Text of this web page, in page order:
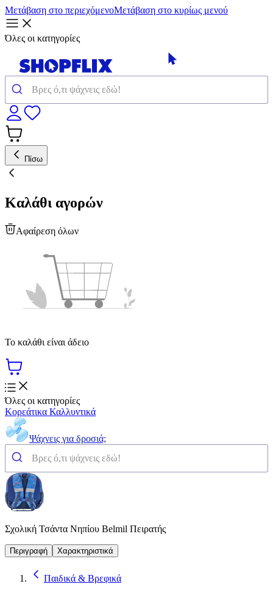
Μετάβαση στο περιεχόμενοΜετάβαση στο κυρίως μενού
Όλες οι κατηγορίες
Πίσω
Καλάθι αγορών
Αφαίρεση όλων
Το καλάθι είναι άδειο
Όλες οι κατηγορίες
Κορεάτικα Καλλυντικά
Ψάχνεις για δροσιά;
Σχολική Τσάντα Νηπίου Belmil Πειρατής
Περιγραφή Χαρακτηριστικά
Παιδικά & Βρεφικά